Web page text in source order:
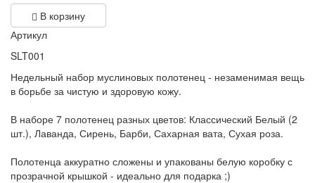
В корзину
Артикул
SLT001
Недельный набор муслиновых полотенец - незаменимая вещь
в борьбе за чистую и здоровую кожу.
В наборе 7 полотенец разных цветов: Классический Белый (2
шт.), Лаванда, Сирень, Барби, Сахарная вата, Сухая роза.
Полотенца аккуратно сложены и упакованы белую коробку с
прозрачной крышкой - идеально для подарка ;)